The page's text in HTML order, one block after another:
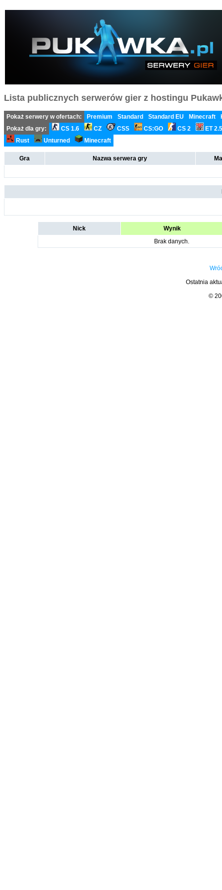
Lista publicznych serwerów gier z hostingu
Pokaż serwery w ofertach: Premium Standard Standard EU Minecraft
Pokaż dla gry:
CS 1.6 CZ CSS CS:GO CS 2
ET
Rust
Unturned Minecraft
Gra Nazwa serwera gry
Nick
Wynik
Brak danych.
Ostatnia
©